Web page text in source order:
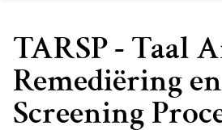
TARSP - Taal
Remediëring en
Screening